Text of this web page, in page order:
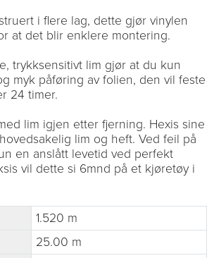
i flere lag, dette gjør vinylen
at det blir enklere montering.
trykksensitivt lim gjør at du kun
myk påføring av folien, den vil feste
24 timer.
lim igjen etter fjerning. Hexis sine
lim og heft. Ved feil på
en anslått levetid ved perfekt
vil dette si 6mnd på et kjøretøy i
1.520 m
25.00 m